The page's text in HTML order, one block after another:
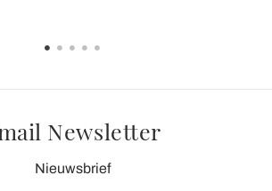
Newsletter
Nieuwsbrief